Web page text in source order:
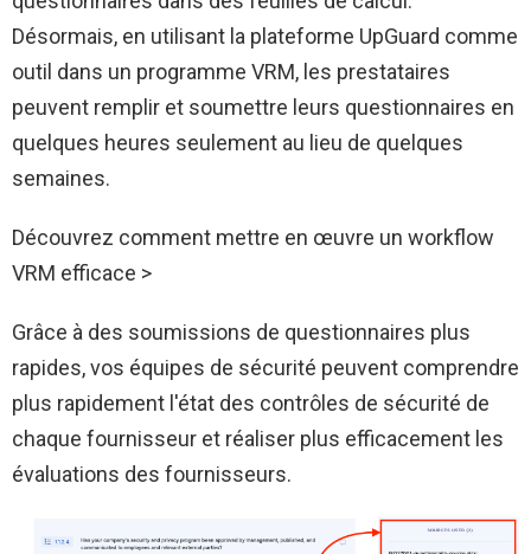
Désormais, en utilisant la plateforme UpGuard comme
outil dans un programme VRM, les prestataires
peuvent remplir et soumettre leurs questionnaires en
quelques heures seulement au lieu de quelques
semaines.
Découvrez comment mettre en œuvre un workflow
VRM efficace >
Grâce à des soumissions de questionnaires plus
rapides, vos équipes de sécurité peuvent comprendre
plus rapidement l'état des contrôles de sécurité de
chaque fournisseur et réaliser plus efficacement les
évaluations des fournisseurs.